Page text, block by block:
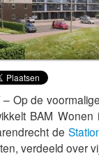
– Op de
BAM
de
verdeeld over